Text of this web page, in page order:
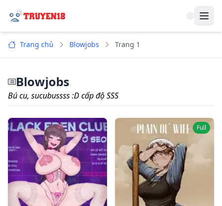
Trang chủ Blowjobs Trang 1
Blowjobs
Bú cu, sucubussss :D cấp độ SSS
Full